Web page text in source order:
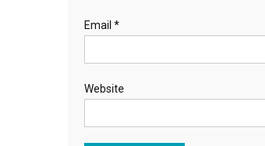
Email *
Website